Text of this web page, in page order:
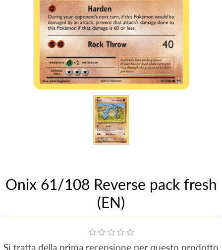
Onix 61/108 Reverse pack fresh
(EN)
Si tratta della prima recensione per questo prodotto